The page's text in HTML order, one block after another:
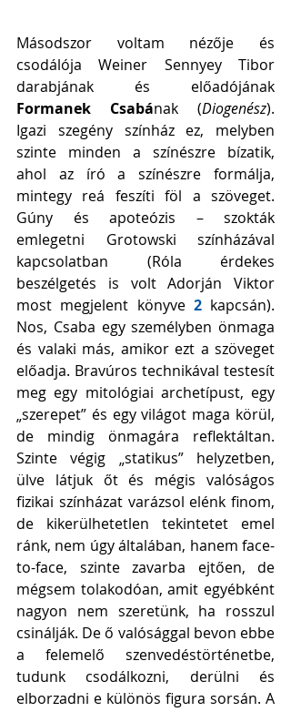
Másodszor voltam nézője és
csodálója Weiner Sennyey Tibor
Formanek Csabának (Diogenész).
Igazi szegény színház ez, melyben
szinte minden a színészre bízatik,
ahol az író a színészre formálja,
mintegy reá feszíti föl a szöveget.
Gúny és apoteózis – szokták
emlegetni Grotowski színházával
kapcsolatban (Róla érdekes
beszélgetés is volt Adorján Viktor
most megjelent könyve 2 kapcsán).
Nos, Csaba egy személyben önmaga
és valaki más, amikor ezt a szöveget
előadja. Bravúros technikával testesít
meg egy mitológiai archetípust, egy
„szerepet” és egy világot maga körül,
de mindig önmagára reflektáltan.
Szinte végig „statikus” helyzetben,
ülve látjuk őt és mégis valóságos
fizikai színházat varázsol elénk finom,
de kikerülhetetlen tekintetet emel
ránk, nem úgy általában, hanem face-
to-face, szinte zavarba ejtően, de
mégsem tolakodóan, amit egyébként
nagyon nem szeretünk, ha rosszul
csinálják. De ő valósággal bevon ebbe
a felemelő szenvedéstörténetbe,
tudunk csodálkozni, derülni és
elborzadni e különös figura sorsán. A